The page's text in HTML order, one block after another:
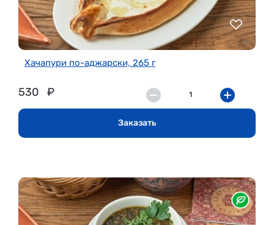
Хачапури по-аджарски, 265 г
530 ₽
Заказать